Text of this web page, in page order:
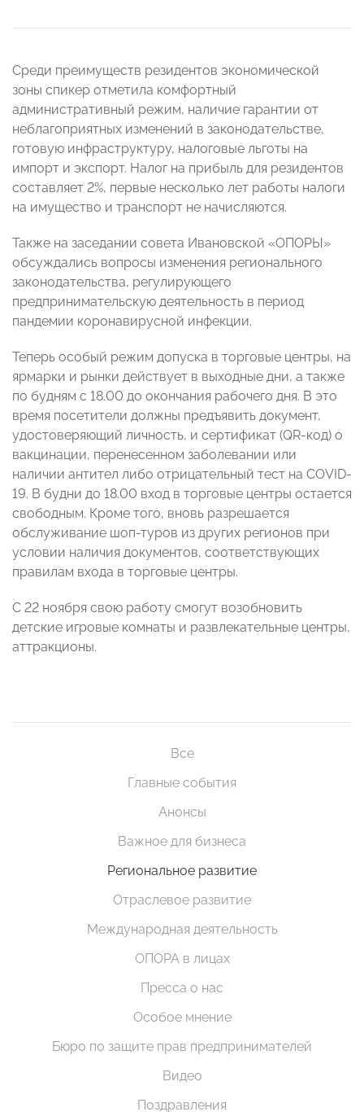
Среди преимуществ резидентов экономической
зоны спикер отметила комфортный
административный режим, наличие гарантии от
неблагоприятных изменений в законодательстве,
готовую инфраструктуру, налоговые льготы на
импорт и экспорт. Налог на прибыль для резидентов
составляет 2%, первые несколько лет работы налоги
на имущество и транспорт не начисляются.
Также на заседании совета Ивановской «ОПОРЫ»
обсуждались вопросы изменения регионального
законодательства, регулирующего
предпринимательскую деятельность в период
пандемии коронавирусной инфекции.
Теперь особый режим допуска в торговые центры, на
ярмарки и рынки действует в выходные дни, а также
по будням с 18.00 до окончания рабочего дня. В это
время посетители должны предъявить документ,
удостоверяющий личность, и сертификат (QR-код) о
вакцинации, перенесенном заболевании или
наличии антител либо отрицательный тест на COVID-
19. В будни до 18.00 вход в торговые центры остается
свободным. Кроме того, вновь разрешается
обслуживание шоп-туров из других регионов при
условии наличия документов, соответствующих
правилам входа в торговые центры.
С 22 ноября свою работу смогут возобновить
детские игровые комнаты и развлекательные центры,
аттракционы.
Все
Главные события
Анонсы
Важное для бизнеса
Региональное развитие
Отраслевое развитие
Международная деятельность
ОПОРА в лицах
Пресса о нас
Особое мнение
Бюро по защите прав предпринимателей
Видео
Поздравления